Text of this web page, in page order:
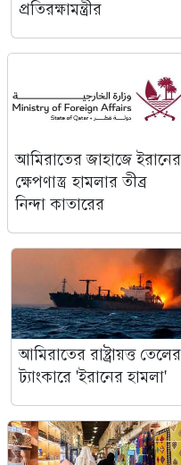
প্রতিরক্ষামন্ত্রীর
আমিরাতের জাহাজে ইরানের
ক্ষেপণাস্ত্র হামলার তীব্র
নিন্দা কাতারের
আমিরাতের রাষ্ট্রায়ত্ত তেলের
ট্যাংকারে 'ইরানের হামলা'